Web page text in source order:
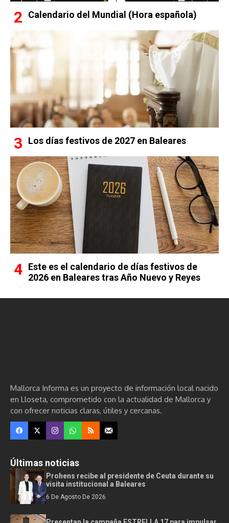
Calendario del Mundial (Hora española)
Los días festivos de 2027 en Baleares
Este es el calendario de días festivos de
2026 en Baleares tras Año Nuevo y Reyes
Mallorca Informa es un proyecto de información local nacido
en Lloseta, comprometido con la actualidad de Mallorca y
con ofrecer noticias claras, útiles y cercanas.
Últimas noticias
Prohens recibe al presidente de Ceuta durante su
visita institucional a Baleares
6 De Agosto De 2026